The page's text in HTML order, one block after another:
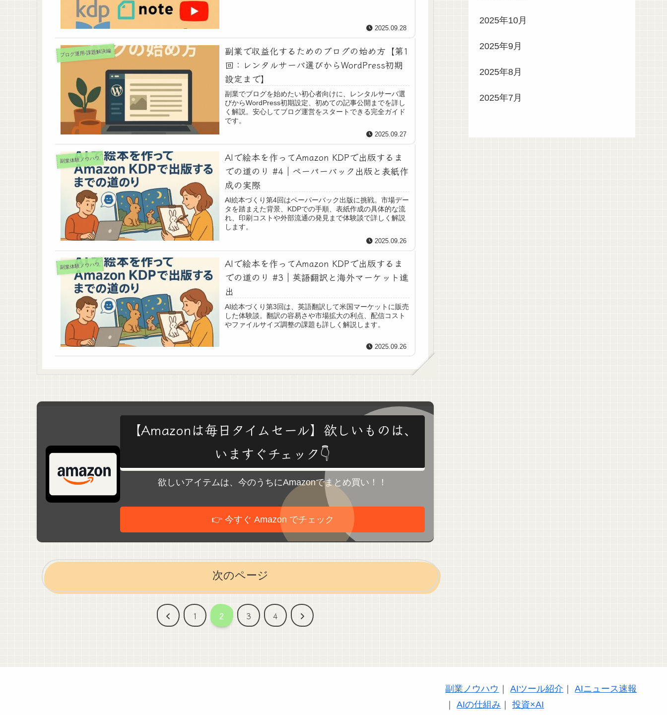
2025.09.28
ブログ運用-課題解決編
副業で収益化するためのブログの始め方【第1
回：レンタルサーバ選びからWordPress初期
設定まで】
副業でブログを始めたい初心者向けに、レンタルサーバ選
びからWordPress初期設定、初めての記事公開までを詳し
く解説。安心してブログ運営をスタートできる完全ガイド
です。
2025.09.27
副業体験ノウハウ
AIで絵本を作ってAmazon KDPで出版するま
での道のり #4｜ペーパーバック出版と表紙作
成の実際
AI絵本づくり第4回はペーパーバック出版に挑戦。市場デー
タを踏まえた背景、KDPでの手順、表紙作成の具体的な流
れ、印刷コストや外部流通の発見まで体験談で詳しく解説
します。
2025.09.26
副業体験ノウハウ
AIで絵本を作ってAmazon KDPで出版するま
での道のり #3｜英語翻訳と海外マーケット進
出
AI絵本づくり第3回は、英語翻訳して米国マーケットに販売
した体験談。翻訳の容易さや市場拡大の利点、配信コスト
やファイルサイズ調整の課題も詳しく解説します。
2025.09.26
【Amazonは毎日タイムセール】欲しいものは、
いますぐチェック👇
欲しいアイテムは、今のうちにAmazonでまとめ買い！！
👉 今すぐ Amazon でチェック
次のページ
前
1 2 3 4
次
2025年10月
2025年9月
2025年8月
2025年7月
副業ノウハウ ｜AIツール紹介 ｜AIニュース速報
｜AIの仕組み ｜投資×AI